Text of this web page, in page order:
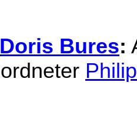
Doris Bures: